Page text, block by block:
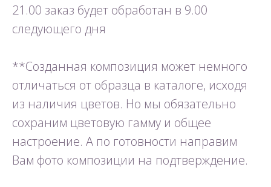
21.00 заказ будет обработан в 9.00
следующего дня
**Созданная композиция может немного
отличаться от образца в каталоге, исходя
из наличия цветов. Но мы обязательно
сохраним цветовую гамму и общее
настроение. А по готовности направим
Вам фото композиции на подтверждение.